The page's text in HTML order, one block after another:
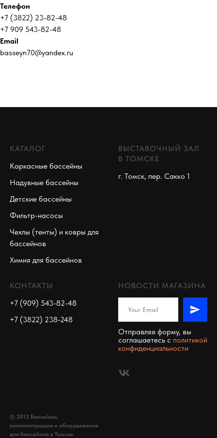
Телефон
+7 (3822) 23-82-48
+7 909 543-82-48
Email
basseyn70@yandex.ru
КАТАЛОГ
Каркасные бассейны
Надувные бассейны
Детские бассейны
Фильтр-насосы
Чехлы (тенты) и ковры для
бассейнов
Химия для бассейнов
ВЫСТАВОЧНЫЙ ЗАЛ
В ТОМСКЕ
г. Томск, пер. Сакко 1
КОНТАКТЫ
+7 (909) 543-82-48
+7 (3822) 238-248
НОВОСТИ МАГАЗИНА
Отправляя форму, вы
соглашаетесь c политикой
конфиденциальности
© 2012 Бассейны,
комплектующие и оборудование
для бассейнов в Томске